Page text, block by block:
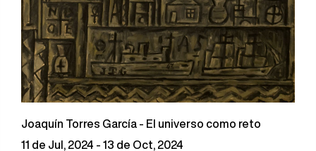
Joaquín Torres García - El universo como reto
11 de Jul, 2024 - 13 de Oct, 2024